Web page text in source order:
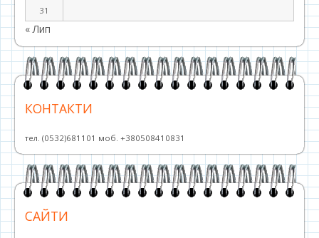
31
« Лип
КОНТАКТИ
тел. (0532)681101 моб. +380508410831
САЙТИ